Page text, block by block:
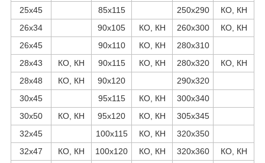
25х45
85х115 250х290
КО, КН
26х34
90х105 КО, КН 260х300
КО, КН
26х45
90х110 КО, КН
280х310
28х43
КО, КН 90х115 КО, КН 280х320
КО, КН
28х48
КО, КН 90х120
290х320
30х45
95х115 КО, КН
300х340
30х50
КО, КН 95х120 КО, КН
305х345
32х45
100х115 КО, КН
320х350
32х47
КО, КН 100х120 КО, КН 320х360
КО, КН